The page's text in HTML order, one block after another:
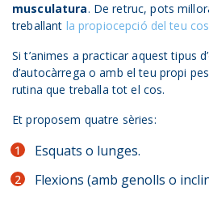
musculatura. De retruc, pots
treballant la propiocepció del teu cos
Si t’animes a practicar aquest tipus
d’autocàrrega o amb el teu propi
rutina que treballa tot el cos.
Et proposem quatre sèries:
Esquats o lunges.
Flexions (amb genolls o